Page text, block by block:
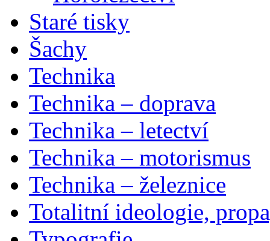
Staré tisky
Šachy
Technika
Technika – doprava
Technika – letectví
Technika – motorismus
Technika – železnice
Totalitní ideologie,